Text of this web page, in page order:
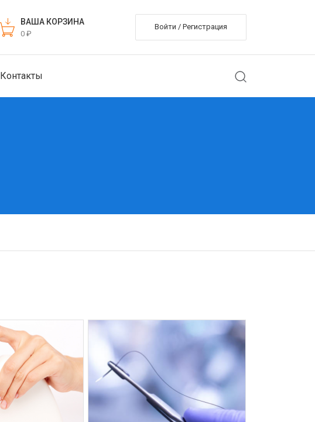
ВАША КОРЗИНА
0 ₽
Войти / Регистрация
Контакты